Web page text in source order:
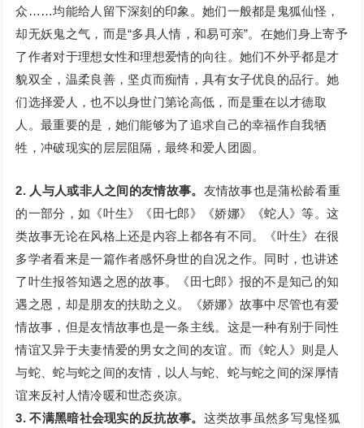
众……均能给人留下深刻的印象。她们一般都是鬼狐仙怪，
却无妖鬼之气，而是“多具人情，和易可亲”。在她们身上寄予
了作者对于理想女性和理想爱情的向往。她们不外乎都是才
貌双全，温柔良善，坚贞而痴情，具有女子优良的品行。她
们选择爱人，也不以身世门第论高低，而是重在以才德取
人。最重要的是，她们能够为了追求自己的幸福作自我牺
牲，冲破现实的层层阻隔，最终和爱人团圆。
2. 人与人或非人之间的友情故事。 友情故事也是蒲松龄看重
的一部分，如《叶生》《田七郎》《娇娜》《蛇人》等。这
类故事无论在风格上还是内容上都各有不同。《叶生》在很
多学者看来是一篇作者感怀身世的自况之作。同时，也讲述
了叶生报答知遇之恩的故事。《田七郎》报的不是知己的知
遇之恩，却是朋友的扶助之义。《娇娜》故事中尽管也有爱
情故事，但是友情故事也是一条主线。这是一种有别于同性
情谊又异于夫妻情爱的男女之间的友谊。而《蛇人》则是人
与蛇、蛇与蛇之间的友情，以人与蛇、蛇与蛇之间的深厚情
谊来反衬人情冷暖和世态炎凉。
3. 不满黑暗社会现实的反抗故事。 这类故事虽然多写鬼怪狐